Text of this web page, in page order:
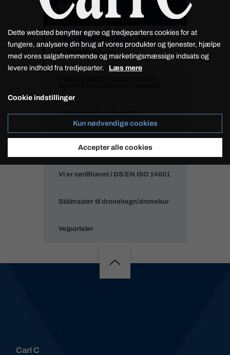
CASES
PRESSEMEDDELELSE: Carl C.
A/S kan nu CE-mærke
stålkonstruktioner
Gitterbro til DLG Food Oil
Carl C. modtog Silver rating fra
EcoVadis i 2025
Vi er certificeret i DS/EN ISO 14001
Stålmaster til dronehegn/dronebur
Vejportaler
Carl C
Dette websted benytter egne og tredjeparters cookies for at
fungere, analysere din brug af vores produkter og tjenester, hjælpe
med vores salgsfremmende og marketingsmæssige indsats og
levere indhold fra tredjeparter. Læs mere
Cookie indstillinger
Kun nødvendige cookies
Accepter alle cookies